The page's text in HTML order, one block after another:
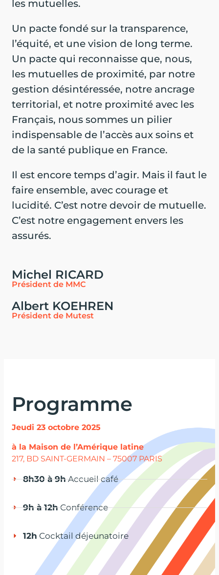
les mutuelles.
Un pacte fondé sur la transparence,
l’équité, et une vision de long terme.
Un pacte qui reconnaisse que, nous,
les mutuelles de proximité, par notre
gestion désintéressée, notre ancrage
territorial, et notre proximité avec les
Français, nous sommes un pilier
indispensable de l’accès aux soins et
de la santé publique en France.
Il est encore temps d’agir. Mais il faut le
faire ensemble, avec courage et
lucidité. C’est notre devoir de mutuelle.
C’est notre engagement envers les
assurés.
Michel RICARD
Président de MMC
Albert KOEHREN
Président de Mutest
Programme
Jeudi 23 octobre 2025
à la Maison de l’Amérique latine
217, BD SAINT-GERMAIN – 75007 PARIS
8h30 à 9hAccueil café
9h à 12hConférence
12h Cocktail déjeunatoire